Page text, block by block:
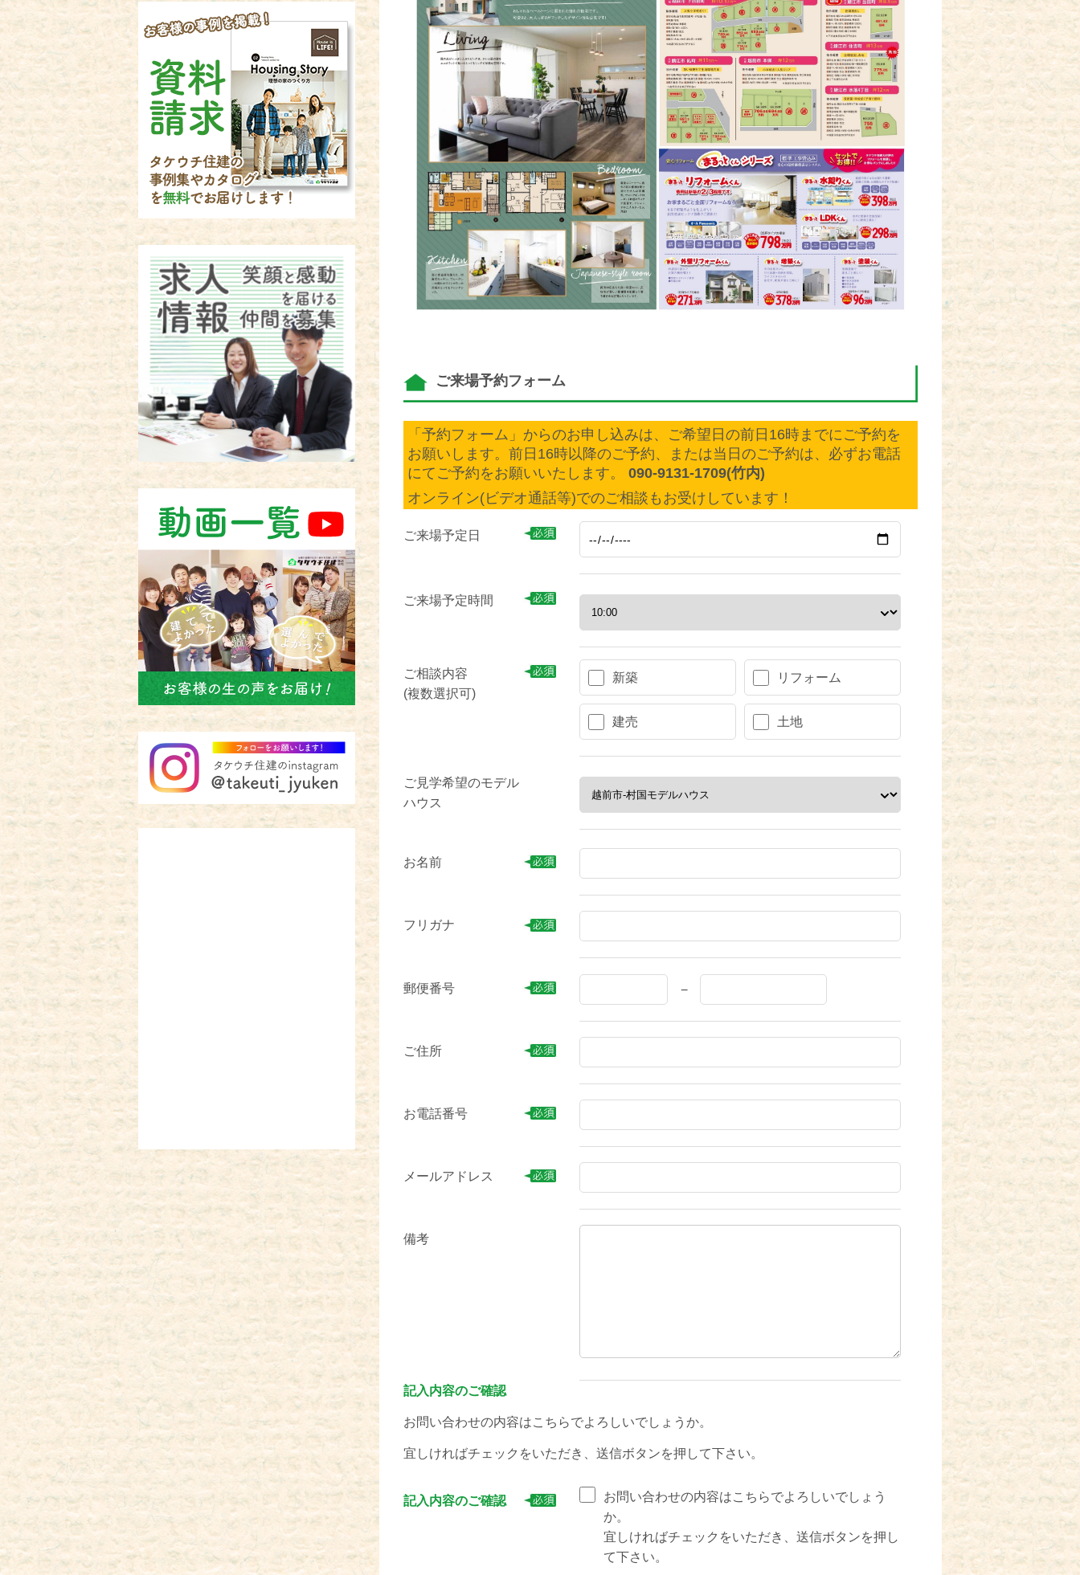
ご来場予約フォーム
「予約フォーム」からのお申し込みは、ご希望日の前日16時までにご予約を
お願いします。前日16時以降のご予約、または当日のご予約は、必ずお電話
にてご予約をお願いいたします。 090-9131-1709(竹内)
オンライン(ビデオ通話等)でのご相談もお受けしています！
ご来場予定日
ご来場予定時間
ご相談内容
(複数選択可)
新築 リフォーム
建売 土地
ご見学希望のモデル
ハウス
お名前
フリガナ
郵便番号 −
ご住所
お電話番号
メールアドレス
備考
記入内容のご確認
お問い合わせの内容はこちらでよろしいでしょうか。
宜しければチェックをいただき、送信ボタンを押して下さい。
記入内容のご確認
お問い合わせの内容はこちらでよろしいでしょう
か。
宜しければチェックをいただき、送信ボタンを押し
て下さい。